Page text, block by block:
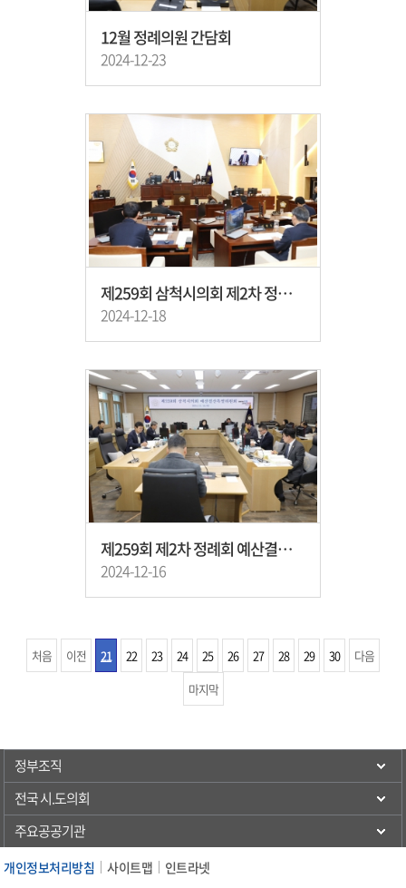
12월 정례의원 간담회
2024-12-23
제259회 삼척시의회 제2차 정례회 제3차 본회의 개회
2024-12-18
제259회 제2차 정례회 예산결산특별위원회 제11차 회의
2024-12-16
처음 이전 21 22 23 24 25 26 27 28 29 30
다음
마지막
정부조직
전국 시.도의회
주요공공기관
개인정보처리방침 사이트맵
인트라넷